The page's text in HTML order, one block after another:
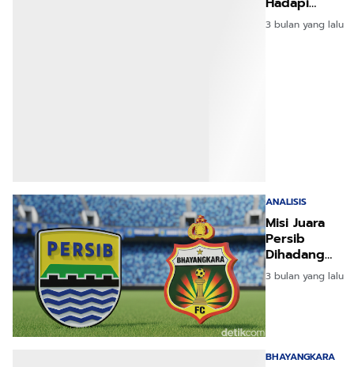
Ancaman
Serangan
3 bulan yang lalu
ANALISIS
Misi Juara
Persib
Dihadang
Bhayangkara
di Laga
3 bulan yang lalu
BHAYANGKARA